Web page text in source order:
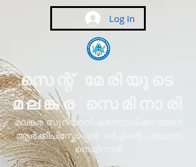
Log In
സെന്റ് മേരിയുടെ
മലങ്കര സെമിനാരി
മലങ്കര സുറിയാനി കത്തോലിക്കാ മേജർ
ആർക്കിപിസ്കോപ്പൽ ചർച്ചിന്റെ പ്രധാന
സെമിനാരി